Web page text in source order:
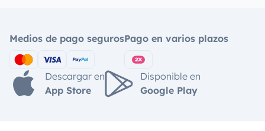
Medios de pago segurosPago en varios plazos
Descargar en
App Store
Disponible en
Google Play